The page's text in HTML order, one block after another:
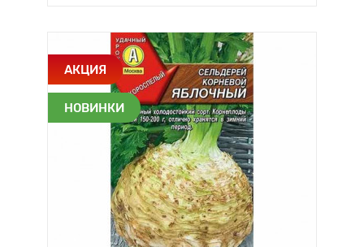
АКЦИЯ
НОВИНКИ